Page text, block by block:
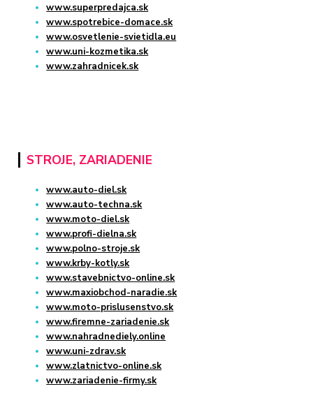
www.superpredajca.sk
www.spotrebice-domace.sk
www.osvetlenie-svietidla.eu
www.uni-kozmetika.sk
www.zahradnicek.sk
STROJE, ZARIADENIE
www.auto-diel.sk
www.auto-techna.sk
www.moto-diel.sk
www.profi-dielna.sk
www.polno-stroje.sk
www.krby-kotly.sk
www.stavebnictvo-online.sk
www.maxiobchod-naradie.sk
www.moto-prislusenstvo.sk
www.firemne-zariadenie.sk
www.nahradnediely.online
www.uni-zdrav.sk
www.zlatnictvo-online.sk
www.zariadenie-firmy.sk